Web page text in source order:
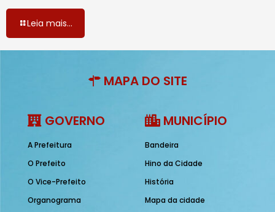
Leia mais...
MAPA DO SITE
GOVERNO
A Prefeitura
O Prefeito
O Vice-Prefeito
Organograma
MUNICÍPIO
Bandeira
Hino da Cidade
História
Mapa da cidade